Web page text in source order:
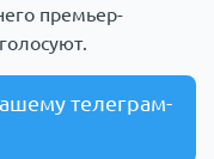
премьер-
телеграм-